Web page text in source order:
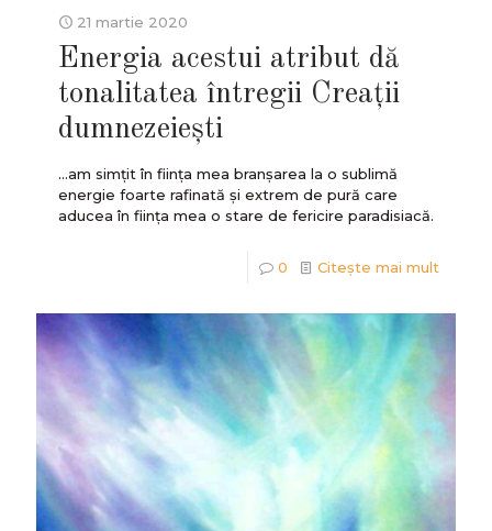
21 martie 2020
Energia acestui atribut dă
tonalitatea întregii Creații
dumnezeiești
...am simțit în ființa mea branșarea la o sublimă
energie foarte rafinată și extrem de pură care
aducea în ființa mea o stare de fericire paradisiacă.
0 Citește mai mult